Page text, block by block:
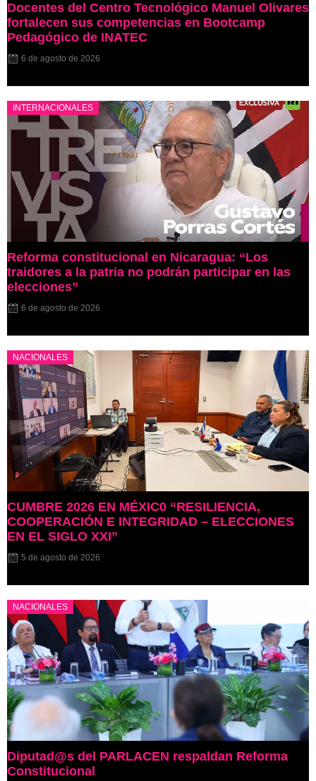
Docentes del Centro Tecnológico Manuel Olivares
fortalecen sus competencias en Bootcamp
Pedagógico de INATEC
6 de agosto de 2026
INTERNACIONALES
Reforma constitucional en Nicaragua: “Los
traidores a la patria no podrán participar en las
elecciones”
6 de agosto de 2026
NACIONALES
CUMBRE 2026 EN MÉXIC0 “RESILIENCIA,
COOPERACIÓN E INTEGRIDAD – ELECCIONES
EN EL SIGLO XXI”
5 de agosto de 2026
NACIONALES
Diputad@s del PARLACEN respaldan Reforma
Constitucional